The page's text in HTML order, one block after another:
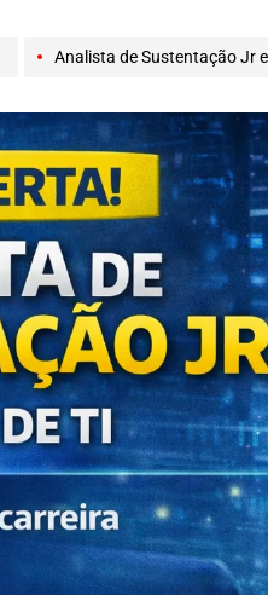
Analista de Sustentação Jr e Desenvolvedor .NET